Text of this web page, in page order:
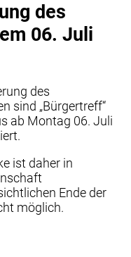
des
06. Juli
des
sind „Bürgertreff“
ab Montag 06. Juli
ist daher in
Ende der
möglich.